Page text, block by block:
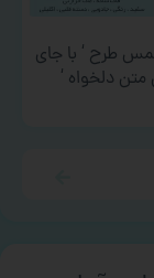
طرح ‘ با جای
دلخواه ‘